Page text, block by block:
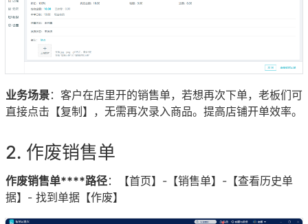
业务场景：客户在店里开的销售单，若想再次下单，老板们可
直接点击【复制】，无需再次录入商品。提高店铺开单效率。
作废销售单
作废销售单****路径：【首页】-【销售单】-【查看历史单
据】- 找到单据【作废】